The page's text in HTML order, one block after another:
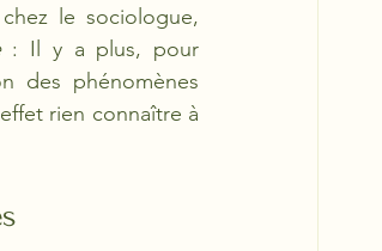
le sociologue,
: Il y a plus, pour
des phénomènes
rien connaître à